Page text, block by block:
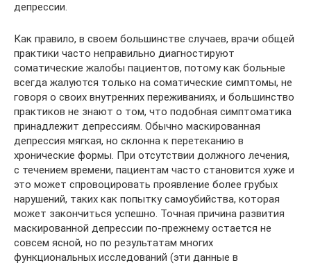
депрессии.
Как правило, в своем большинстве случаев, врачи общей
практики часто неправильно диагностируют
соматические жалобы пациентов, потому как больные
всегда жалуются только на соматические симптомы, не
говоря о своих внутренних переживаниях, и большинство
практиков не знают о том, что подобная симптоматика
принадлежит депрессиям. Обычно маскированная
депрессия мягкая, но склонна к перетеканию в
хронические формы. При отсутствии должного лечения,
с течением времени, пациентам часто становится хуже и
это может спровоцировать проявление более грубых
нарушений, таких как попытку самоубийства, которая
может закончиться успешно. Точная причина развития
маскированной депрессии по-прежнему остается не
совсем ясной, но по результатам многих
функциональных исследований (эти данные в